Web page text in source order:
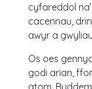
cyfareddol
cacennau,
awyr a
Os oes
godi arian,